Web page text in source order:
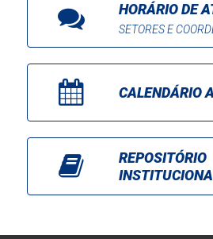
HORÁRIO DE
SETORES E
CALENDÁRIO
REPOSITÓRIO